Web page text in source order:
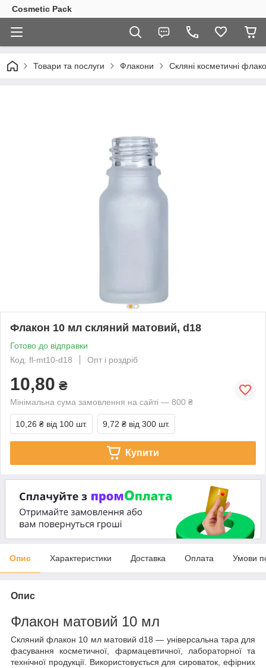
Cosmetic Pack
Товари та послуги Флакони Скляні косметичні
Флакон 10 мл скляний матовий, d18
Готово до відправки
Код: fl-mt10-d18
Опт і роздріб
10,80 ₴
Мінімальна сума замовлення на сайті — 800 ₴
10,26 ₴ від 100 шт. 9,72 ₴ від 300 шт.
Купити
Опис Характеристики Доставка Оплата Умови
Опис
Флакон матовий 10 мл
Скляний флакон 10 мл матовий d18 — універсальна тара для
фасування косметичної, фармацевтичної, лабораторної та
технічної продукції. Використовується для сироваток, ефірних